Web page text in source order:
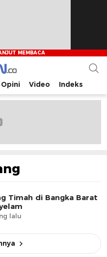
bagi pembaca
Opini Video Indeks
Timah di Bangka Barat
lalu